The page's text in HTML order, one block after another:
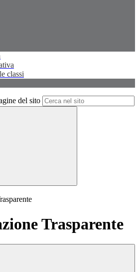
classi
del sito
Trasparente